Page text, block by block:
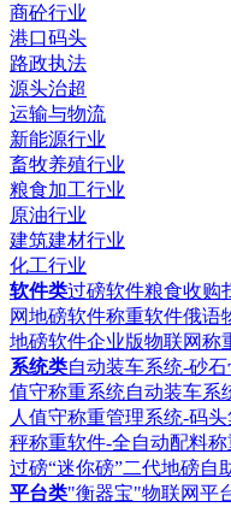
商砼行业
港口码头
路政执法
源头治超
运输与物流
新能源行业
畜牧养殖行业
粮食加工行业
原油行业
建筑建材行业
化工行业
软件类过磅软件粮食收购
网地磅软件称重软件俄语
地磅软件企业版物联网称
系统类自动装车系统-砂
值守称重系统自动装车系
人值守称重管理系统-码
秤称重软件-全自动配料
过磅“迷你磅”二代地磅自
平台类"衡器宝"物联网平